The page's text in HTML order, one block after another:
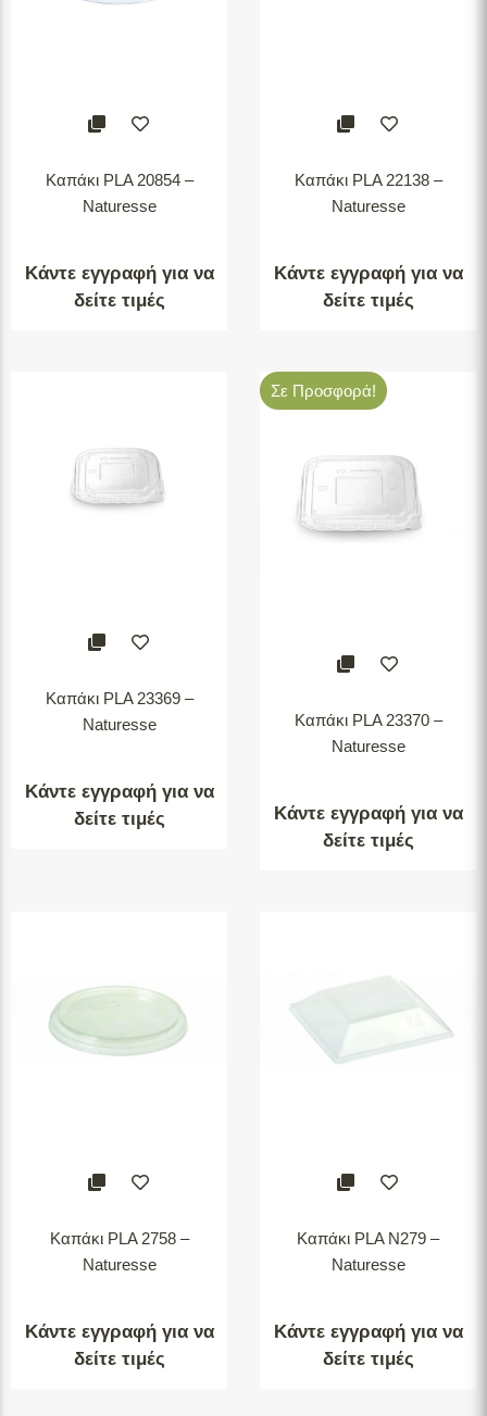
Καπάκι PLA 20854 –
Naturesse
Κάντε εγγραφή για να
δείτε τιμές
Καπάκι PLA 22138 –
Naturesse
Κάντε εγγραφή για να
δείτε τιμές
Καπάκι PLA 23369 –
Naturesse
Κάντε εγγραφή για να
δείτε τιμές
Σε Προσφορά!
Καπάκι PLA 23370 –
Naturesse
Κάντε εγγραφή για να
δείτε τιμές
Καπάκι PLA 2758 –
Naturesse
Κάντε εγγραφή για να
δείτε τιμές
Καπάκι PLA N279 –
Naturesse
Κάντε εγγραφή για να
δείτε τιμές